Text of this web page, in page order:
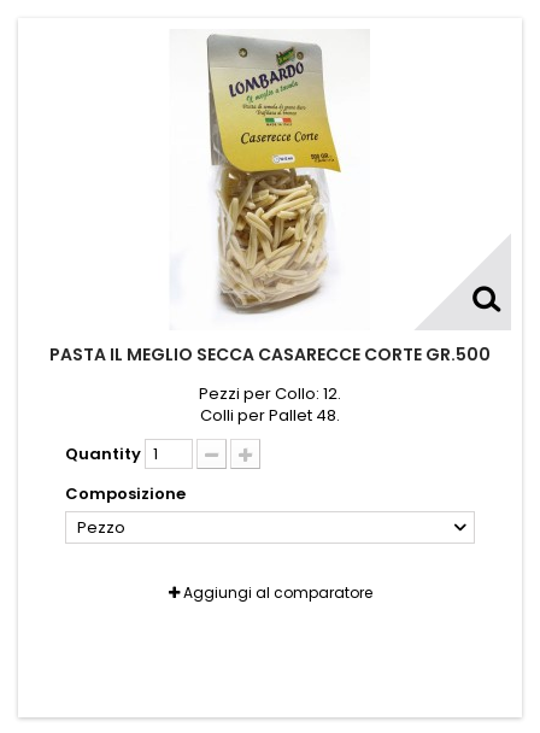
PASTA IL MEGLIO SECCA CASARECCE CORTE GR.500
Pezzi per Collo: 12.
Colli per Pallet 48.
Quantity
Composizione
Pezzo
Aggiungi al comparatore